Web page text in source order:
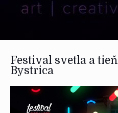
Festival svetla a
Bystrica